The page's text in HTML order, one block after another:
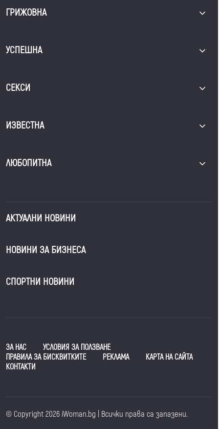
ГРИЖОВНА
УСПЕШНА
СЕКСИ
ИЗВЕСТНА
ЛЮБОПИТНА
АКТУАЛНИ НОВИНИ
НОВИНИ ЗА БИЗНЕСА
СПОРТНИ НОВИНИ
ЗА НАС
УСЛОВИЯ ЗА ПОЛЗВАНЕ
ПРАВИЛА ЗА БИСКВИТКИТЕ
РЕКЛАМА
КАРТА НА САЙТА
КОНТАКТИ
© Copyright 2026 iWoman.bg | Всички права са запазени.